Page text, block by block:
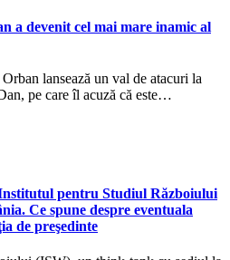
a devenit cel mai mare inamic al
lansează un val de atacuri la
pe care îl acuză că este…
pentru Studiul Războiului
Ce spune despre eventuala
de preşedinte